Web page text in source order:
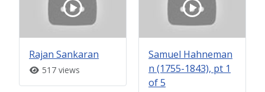
Rajan Sankaran
517 views
Samuel Hahneman
n (1755-1843), pt 1
of 5